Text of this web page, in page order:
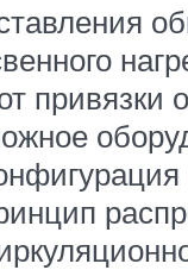
привязки